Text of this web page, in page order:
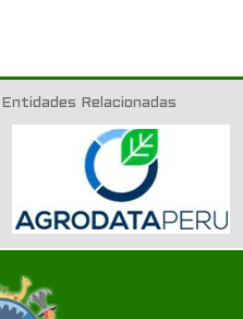
Relacionadas